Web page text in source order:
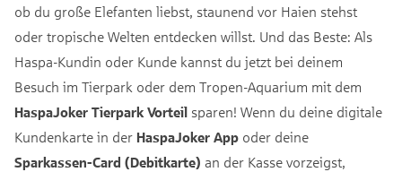
ob du große Elefanten liebst, staunend vor Haien stehst
oder tropische Welten entdecken willst. Und das Beste: Als
Haspa-Kundin oder Kunde kannst du jetzt bei deinem
Besuch im Tierpark oder dem Tropen-Aquarium mit dem
HaspaJoker Tierpark Vorteil sparen! Wenn du deine digitale
Kundenkarte in der HaspaJoker App oder deine
Sparkassen-Card (Debitkarte) an der Kasse vorzeigst,